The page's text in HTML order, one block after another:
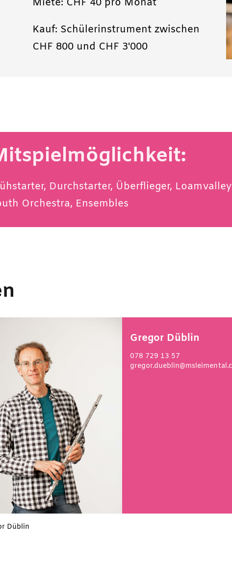
Miete: CHF 40 pro Monat
Kauf: Schülerinstrument zwischen
CHF 800 und CHF 3'000
, Durchstarter, Überflieger, Loamvalley
Orchestra, Ensembles
Gregor Düblin
078 729 13 57
Düblin